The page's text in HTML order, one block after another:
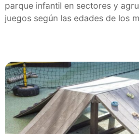
parque infantil en sectores y
juegos según las edades de los